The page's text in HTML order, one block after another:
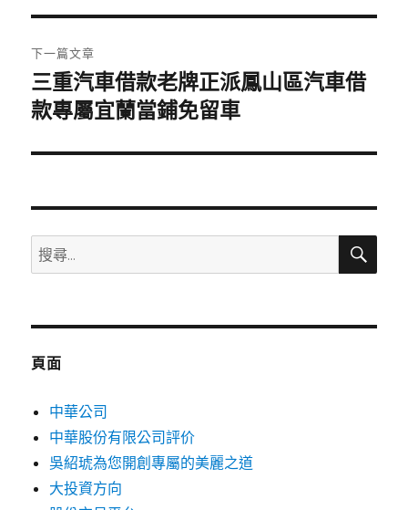
覽
文
章:
下一篇文章
下
一
文
三重汽車借款老牌正派鳳山區汽車借
款專屬宜蘭當鋪免留車
搜
尋
鍵
搜
頁面
中華公司
中華股份有限公司評价
吳紹琥為您開創專屬的美麗之道
大投資方向